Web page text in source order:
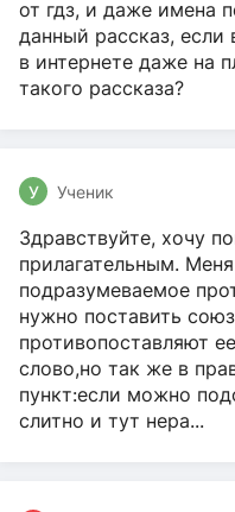
от гдз, и даже имена
данный рассказ, если
в интернете даже на
такого рассказа?
У Ученик
Здравствуйте, хочу
прилагательным.
подразумеваемое
нужно поставить
противопоставляют
слово,но так же в
пункт:если можно
слитно и тут нера...